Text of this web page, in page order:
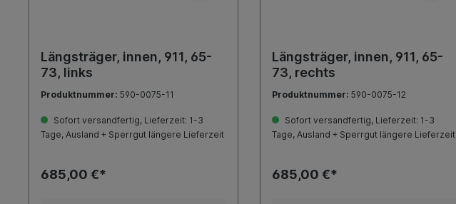
Längsträger, innen, 911, 65-
73, links
Produktnummer: 590-0075-11
Sofort versandfertig, Lieferzeit: 1-3
Tage, Ausland + Sperrgut längere Lieferzeit
685,00 €*
Längsträger, innen, 911, 65-
73, rechts
Produktnummer: 590-0075-12
Sofort versandfertig, Lieferzeit: 1-3
Tage, Ausland + Sperrgut längere Lieferzeit
685,00 €*